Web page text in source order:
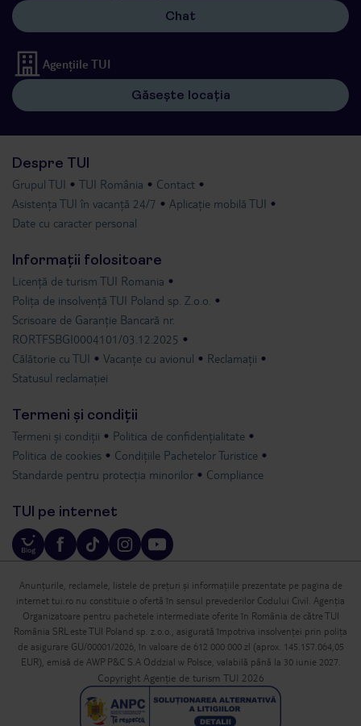
Chat
Agențiile TUI
Găsește locația
Despre TUI
Grupul TUI TUI România
Contact
Asistența TUI în vacanță 24/7
Aplicație mobilă TUI
Date cu caracter personal
Informații folositoare
Licență de turism TUI Romania
Polița de insolvență TUI Poland sp. Z.o.o.
Scrisoare de Garanție Bancară nr.
RORTFSBGI0004101/03.12.2025
Călătorie cu TUI
Vacanțe cu avionul
Reclamații
Statusul reclamației
Termeni și condiții
Termeni și condiții
Politica de confidențialitate
Politica de cookies
Condițiile Pachetelor Turistice
Standarde pentru protecția minorilor
Compliance
TUI pe internet
Anunțurile, reclamele, listele de prețuri și informațiile prezentate pe pagina de
internet tui.ro nu constituie o ofertă în sensul prevederilor Codului Civil. Agenția
Organizatoare pentru pachetele intermediate oferite în România de către TUI
România SRL este TUI Poland sp. z.o.o., asigurată împotriva insolvenței prin polița
de asigurare GU/00001/2026, în valoare de 612 000 000 zl (aprox. 145.157.064,05
EUR), emisă de AWP P&C S.A Oddzial w Polsce, valabilă până la 30 iunie 2027.
Copyright Agenție de turism TUI 2026